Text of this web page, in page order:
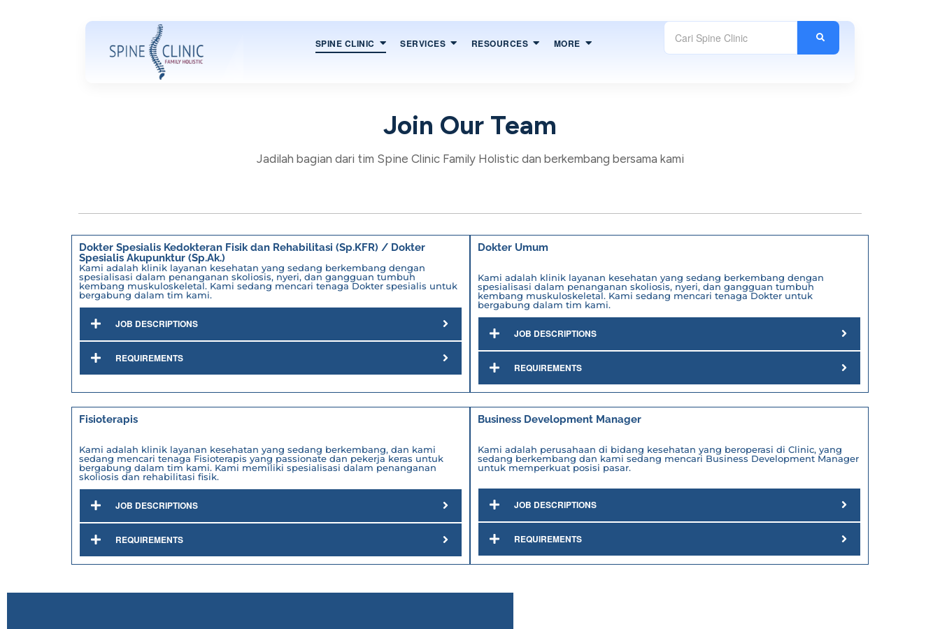
SPINE CLINIC SERVICES RESOURCES MORE
Join Our Team
Jadilah bagian dari tim Spine Clinic Family Holistic dan berkembang bersama kami
Dokter Spesialis Kedokteran Fisik dan Rehabilitasi (Sp.KFR) / Dokter
Spesialis Akupunktur (Sp.Ak.)
Kami adalah klinik layanan kesehatan yang sedang berkembang dengan
spesialisasi dalam penanganan skoliosis, nyeri, dan gangguan tumbuh
kembang muskuloskeletal. Kami sedang mencari tenaga Dokter spesialis untuk
bergabung dalam tim kami.
JOB DESCRIPTIONS
REQUIREMENTS
Dokter Umum
Kami adalah klinik layanan kesehatan yang sedang berkembang dengan
spesialisasi dalam penanganan skoliosis, nyeri, dan gangguan tumbuh
kembang muskuloskeletal. Kami sedang mencari tenaga Dokter untuk
bergabung dalam tim kami.
JOB DESCRIPTIONS
REQUIREMENTS
Fisioterapis
Kami adalah klinik layanan kesehatan yang sedang berkembang, dan kami
sedang mencari tenaga Fisioterapis yang passionate dan pekerja keras untuk
bergabung dalam tim kami. Kami memiliki spesialisasi dalam penanganan
skoliosis dan rehabilitasi fisik.
JOB DESCRIPTIONS
REQUIREMENTS
Business Development Manager
Kami adalah perusahaan di bidang kesehatan yang beroperasi di Clinic, yang
sedang berkembang dan kami sedang mencari Business Development Manager
untuk memperkuat posisi pasar.
JOB DESCRIPTIONS
REQUIREMENTS